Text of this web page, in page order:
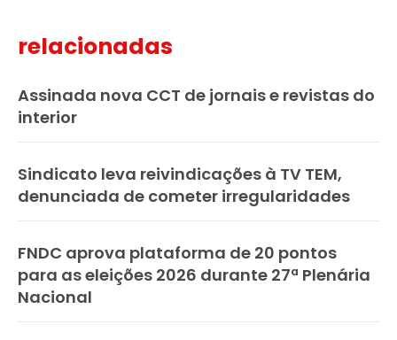
relacionadas
Assinada nova CCT de jornais e revistas do
interior
Sindicato leva reivindicações à TV TEM,
denunciada de cometer irregularidades
FNDC aprova plataforma de 20 pontos
para as eleições 2026 durante 27ª Plenária
Nacional